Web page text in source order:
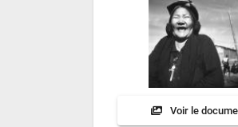
Voir le